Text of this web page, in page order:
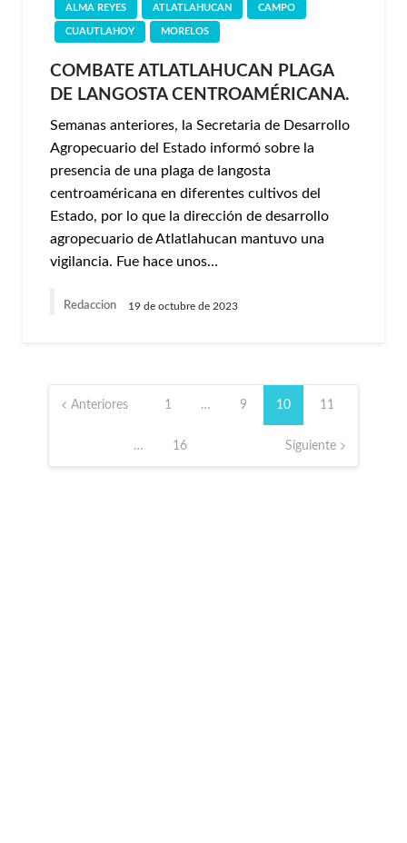
ALMA REYES ATLATLAHUCAN CAMPO
CUAUTLAHOY MORELOS
COMBATE ATLATLAHUCAN PLAGA
DE LANGOSTA CENTROAMÉRICANA.
Semanas anteriores, la Secretaria de Desarrollo
Agropecuario del Estado informó sobre la
presencia de una plaga de langosta
centroaméricana en diferentes cultivos del
Estado, por lo que la dirección de desarrollo
agropecuario de Atlatlahucan mantuvo una
vigilancia. Fue hace unos…
Redaccion 19 de octubre de 2023
Paginación
de Anteriores 1 … 9 10 11
… 16 Siguiente